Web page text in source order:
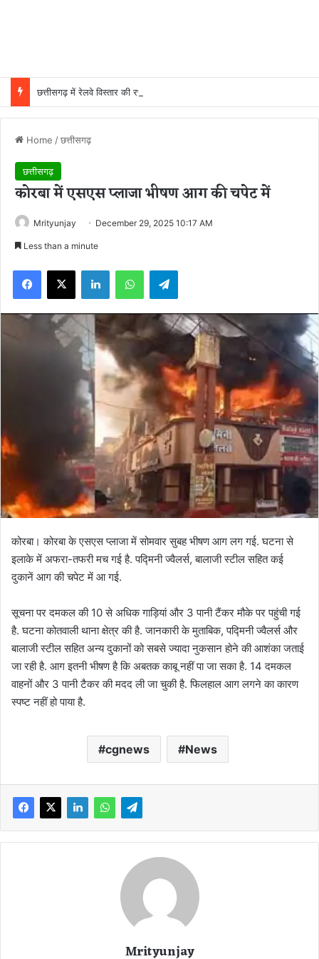
Home /छत्तीसगढ़
छत्तीसगढ़
कोरबा में एसएस प्लाजा भीषण आग की चपेट में
Mrityunjay December 29, 2025 10:17 AM
Less than a minute
कोरबा। कोरबा के एसएस प्लाजा में सोमवार सुबह भीषण आग लग गई. घटना से
इलाके में अफरा-तफरी मच गई है. पद्मिनी ज्वैलर्स, बालाजी स्टील सहित कई
दुकानें आग की चपेट में आ गई.
सूचना पर दमकल की 10 से अधिक गाड़ियां और 3 पानी टैंकर मौके पर पहुंची गई
है. घटना कोतवाली थाना क्षेत्र की है. जानकारी के मुताबिक, पद्मिनी ज्वैलर्स और
बालाजी स्टील सहित अन्य दुकानों को सबसे ज्यादा नुकसान होने की आशंका जताई
जा रही है. आग इतनी भीषण है कि अबतक काबू नहीं पा जा सका है. 14 दमकल
वाहनों और 3 पानी टैकर की मदद ली जा चुकी है. फिलहाल आग लगने का कारण
स्पष्ट नहीं हो पाया है.
cgnews News
Mrityunjay